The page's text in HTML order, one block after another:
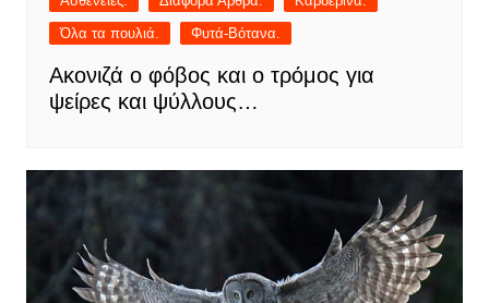
Όλα τα πουλιά.
Φυτά-Βότανα.
Ακονιζά ο φόβος και ο τρόμος για
ψείρες και ψύλλους…